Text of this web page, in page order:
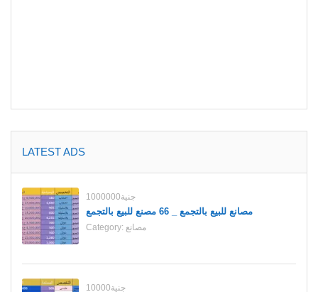
LATEST ADS
1000000جنية
مصانع للبيع بالتجمع _ 66 مصنع للبيع بالتجمع
Category: مصانع
10000جنية